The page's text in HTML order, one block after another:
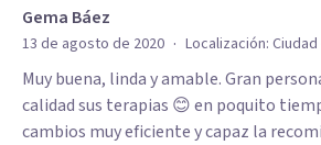
Gema Báez
13 de agosto de 2020 · Localización:
Muy buena, linda y amable. Gran
calidad sus terapias 😊 en poquito
cambios muy eficiente y capaz la